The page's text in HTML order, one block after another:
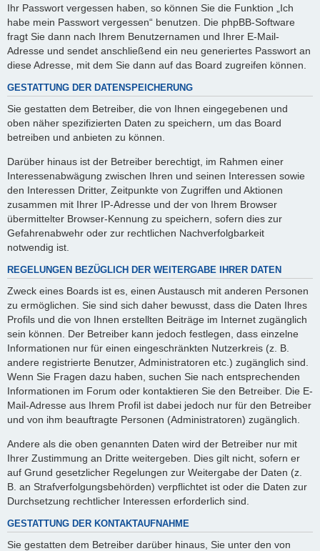
Ihr Passwort vergessen haben, so können Sie die Funktion „Ich
habe mein Passwort vergessen“ benutzen. Die phpBB-Software
fragt Sie dann nach Ihrem Benutzernamen und Ihrer E-Mail-
Adresse und sendet anschließend ein neu generiertes Passwort an
diese Adresse, mit dem Sie dann auf das Board zugreifen können.
GESTATTUNG DER DATENSPEICHERUNG
Sie gestatten dem Betreiber, die von Ihnen eingegebenen und
oben näher spezifizierten Daten zu speichern, um das Board
betreiben und anbieten zu können.
Darüber hinaus ist der Betreiber berechtigt, im Rahmen einer
Interessenabwägung zwischen Ihren und seinen Interessen sowie
den Interessen Dritter, Zeitpunkte von Zugriffen und Aktionen
zusammen mit Ihrer IP-Adresse und der von Ihrem Browser
übermittelter Browser-Kennung zu speichern, sofern dies zur
Gefahrenabwehr oder zur rechtlichen Nachverfolgbarkeit
notwendig ist.
REGELUNGEN BEZÜGLICH DER WEITERGABE IHRER DATEN
Zweck eines Boards ist es, einen Austausch mit anderen Personen
zu ermöglichen. Sie sind sich daher bewusst, dass die Daten Ihres
Profils und die von Ihnen erstellten Beiträge im Internet zugänglich
sein können. Der Betreiber kann jedoch festlegen, dass einzelne
Informationen nur für einen eingeschränkten Nutzerkreis (z. B.
andere registrierte Benutzer, Administratoren etc.) zugänglich sind.
Wenn Sie Fragen dazu haben, suchen Sie nach entsprechenden
Informationen im Forum oder kontaktieren Sie den Betreiber. Die E-
Mail-Adresse aus Ihrem Profil ist dabei jedoch nur für den Betreiber
und von ihm beauftragte Personen (Administratoren) zugänglich.
Andere als die oben genannten Daten wird der Betreiber nur mit
Ihrer Zustimmung an Dritte weitergeben. Dies gilt nicht, sofern er
auf Grund gesetzlicher Regelungen zur Weitergabe der Daten (z.
B. an Strafverfolgungsbehörden) verpflichtet ist oder die Daten zur
Durchsetzung rechtlicher Interessen erforderlich sind.
GESTATTUNG DER KONTAKTAUFNAHME
Sie gestatten dem Betreiber darüber hinaus, Sie unter den von